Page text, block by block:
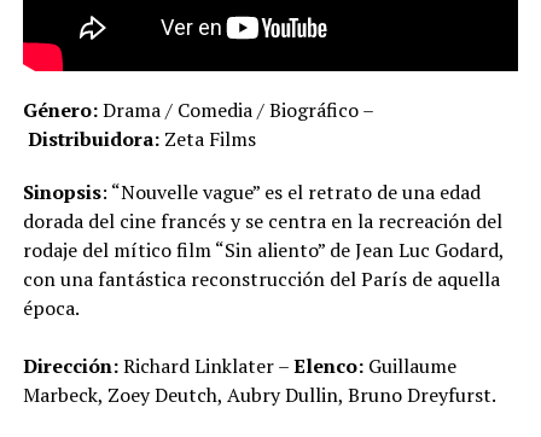
Género:Drama / Comedia / Biográfico –
Distribuidora:Zeta Films
Sinopsis: “Nouvelle vague” es el retrato de una edad
dorada del cine francés y se centra en la recreación del
rodaje del mítico film “Sin aliento” de Jean Luc Godard,
con una fantástica reconstrucción del París de aquella
época.
Dirección:Richard Linklater –Elenco:Guillaume
Marbeck, Zoey Deutch, Aubry Dullin, Bruno Dreyfurst.